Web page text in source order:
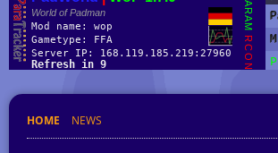
HOME NEWS